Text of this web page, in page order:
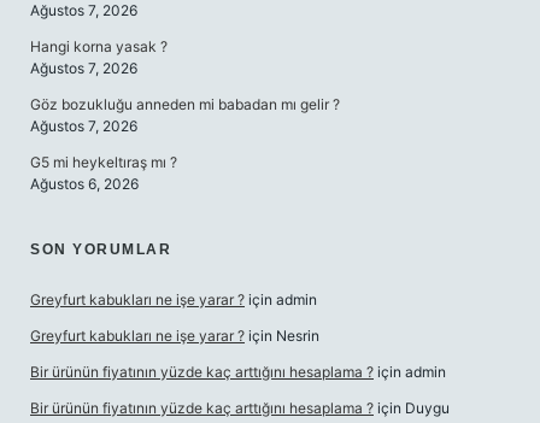
Ağustos 7, 2026
Hangi korna yasak ?
Ağustos 7, 2026
Göz bozukluğu anneden mi babadan mı gelir ?
Ağustos 7, 2026
G5 mi heykeltıraş mı ?
Ağustos 6, 2026
SON YORUMLAR
Greyfurt kabukları ne işe yarar ? için admin
Greyfurt kabukları ne işe yarar ? için Nesrin
Bir ürünün fiyatının yüzde kaç arttığını hesaplama ? için admin
Bir ürünün fiyatının yüzde kaç arttığını hesaplama ? için Duygu